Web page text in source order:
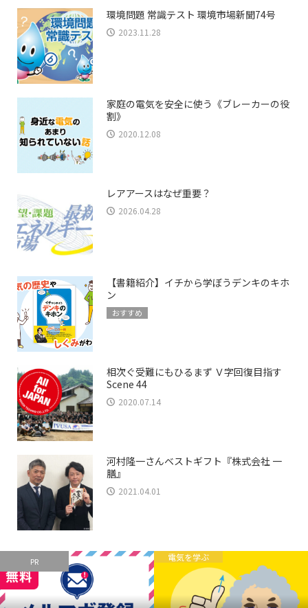
環境問題 常識テスト 環境市場新聞74号
2023.11.28
家庭の電気を安全に使う《ブレーカーの役
割》
2020.12.08
レアアースはなぜ重要？
2026.04.28
【書籍紹介】イチから学ぼうデンキのキホ
ン
おすすめ
相次ぐ受難にもひるまず Ｖ字回復目指す
Scene 44
2020.07.14
河村隆一さんベストギフト『株式会社 一
膳』
2021.04.01
PR 電気を学ぶ